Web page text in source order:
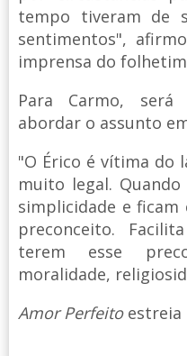
tempo tiveram de
sentimentos",
imprensa do
Para Carmo, será
abordar o assunto
"O Érico é vítima do
muito legal.
simplicidade e
preconceito.
terem esse
moralidade,
Amor Perfeitoestreia